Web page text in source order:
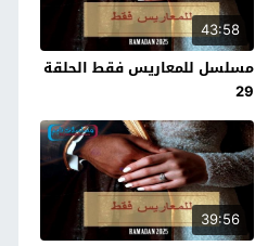
43:58
مسلسل للمعاريس فقط الحلقة
29
39:56